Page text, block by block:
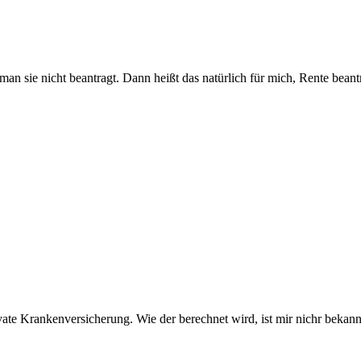
sie nicht beantragt. Dann heißt das natürlich für mich, Rente
Krankenversicherung. Wie der berechnet wird, ist mir nichr